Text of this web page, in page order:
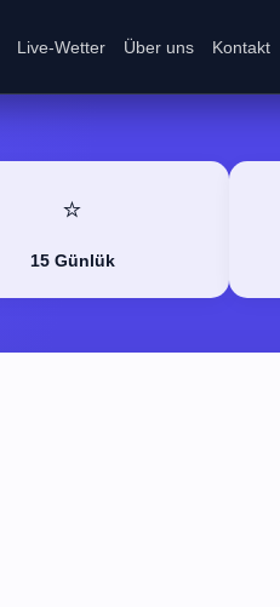
Live-Wetter Über uns Kontakt
⭐
15 Günlük